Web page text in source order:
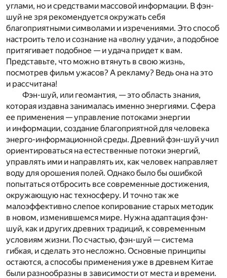
углами, но и средствами массовой информации. В фэн-
шуй не зря рекомендуется окружать себя
благоприятными символами и изречениями. Это способ
настроить тело и сознание на «волну удачи», а подобное
притягивает подобное — и удача придет к вам.
Представьте, что можно втянуть в свою жизнь,
посмотрев фильм ужасов? А рекламу? Ведь она на это
и рассчитана!
Фэн-шуй, или геомантия, — это область знания,
которая издавна занималась именно энергиями. Сфера
ее применения — управление потоками энергии
и информации, создание благоприятной для человека
энерго-информационной среды. Древний фэн-шуй учил
ориентироваться на естественные потоки энергий,
управлять ими и направлять их, как человек направляет
воду для орошения полей. Однако было бы ошибкой
попытаться отбросить все современные достижения,
окружающую нас техносферу. И точно так же
малоэффективно слепое копирование старых методик
в новом, изменившемся мире. Нужна адаптация фэн-
шуй, как и других древних традиций, к современным
условиям жизни. По счастью, фэн-шуй — система
гибкая, и сделать это несложно. Основные принципы
остаются, а способы применения уже в древнем Китае
были разнообразны в зависимости от места и времени.